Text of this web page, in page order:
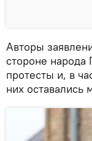
Авторы
стороне народа
протесты и, в
них оставались